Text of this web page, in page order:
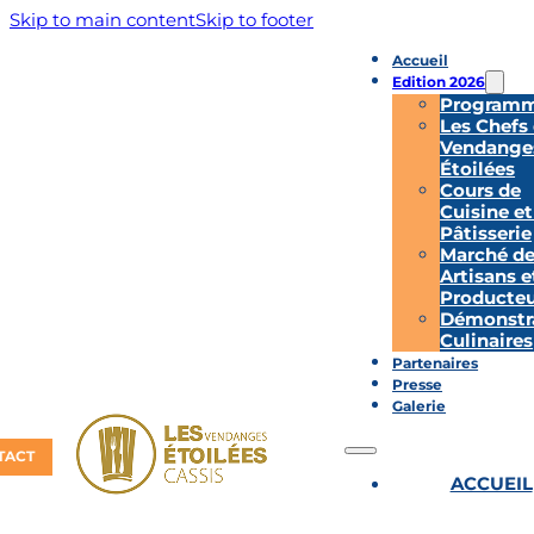
Skip to main contentSkip to footer
Accueil
Edition 2026
Les Chefs
Étoilées
Cours de
Cuisine
Pâtisserie
Marché
Artisans
Culinaires
Partenaires
Presse
Galerie
ACCUEIL